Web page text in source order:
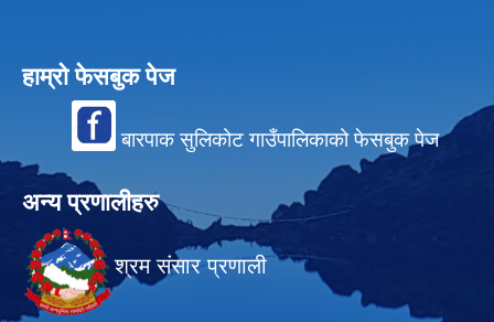
हाम्रो फेसबुक पेज
बारपाक सुलिकोट गाउँपालिकाको फेसबुक पेज
अन्य प्रणालीहरु
श्रम संसार प्रणाली